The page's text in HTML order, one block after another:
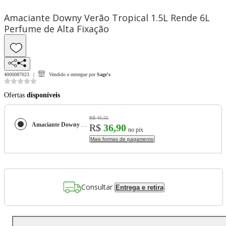
Amaciante Downy Verão Tropical 1.5L Rende 6L
Perfume de Alta Fixação
4000087023 Vendido e entregue por Sage's
Ofertas disponíveis
Amaciante Downy Verão Tropical 1.5L Rende 6L Perfume de Alta Fixação
R$ 45,55
R$ 36,90 no pix
Mais formas de pagamento
Consultar Entrega e retira